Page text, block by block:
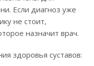
Если диагноз уже
не стоит,
назначит врач.
здоровья суставов: